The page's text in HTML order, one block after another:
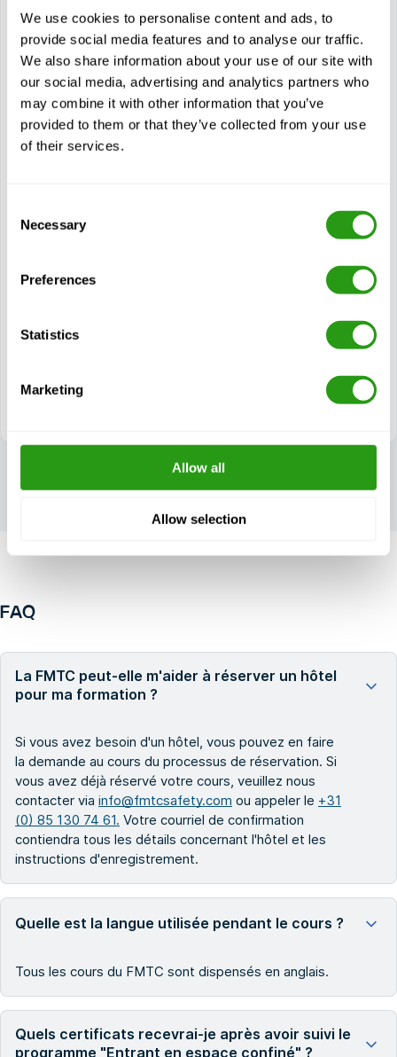
We use cookies to personalise content and ads, to
provide social media features and to analyse our traffic.
We also share information about your use of our site with
our social media, advertising and analytics partners who
may combine it with other information that you’ve
provided to them or that they’ve collected from your use
of their services.
Selection
Necessary
Preferences
Statistics
Marketing
Allow all
Allow selection
Certification(s)
Confined Space - Entrant/Attendant
Voir cours
Modules
Entrée dans un espace confiné
Dangers physiques
Sécurité des espaces clos
FAQ
La FMTC peut-elle m'aider à réserver un hôtel
pour ma formation ?
Si vous avez besoin d'un hôtel, vous pouvez en faire
la demande au cours du processus de réservation. Si
vous avez déjà réservé votre cours, veuillez nous
contacter via info@fmtcsafety.com ou appeler le +31
(0) 85 130 74 61. Votre courriel de confirmation
contiendra tous les détails concernant l'hôtel et les
instructions d'enregistrement.
Quelle est la langue utilisée pendant le cours ?
Tous les cours du FMTC sont dispensés en anglais.
Quels certificats recevrai-je après avoir suivi le
programme "Entrant en espace confiné" ?